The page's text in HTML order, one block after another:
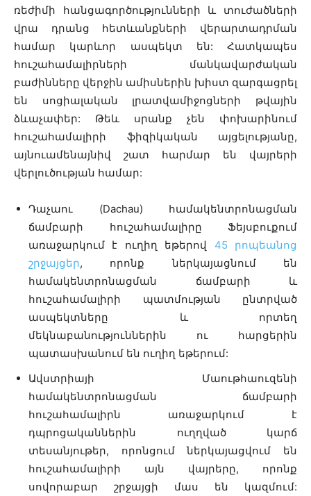
ռեժիմի ​հանցագործությունների և տուժածների
վրա դրանց հետևանքների վերարտադրման
համար կարևոր ասպեկտ են: Հատկապես
հուշահամալիրների մանկավարժական
բաժինները վերջին ամիսներին խիստ զարգացրել
են սոցիալական լրատվամիջոցների թվային
ձևաչափեր: Թեև սրանք չեն փոխարինում
հուշահամալիրի ֆիզիկական այցելությանը,
այնուամենայնիվ շատ հարմար են վայրերի
վերլուծության համար:
Դաչաու (Dachau) համակենտրոնացման
ճամբարի հուշահամալիրը Ֆեյսբուքում
առաջարկում է ուղիղ եթերով 45 րոպեանոց
շրջայցեր, որոնք ներկայացնում են
համակենտրոնացման ճամբարի և
հուշահամալիրի պատմության ընտրված
ասպեկտները և որտեղ
մեկնաբանություններին ու հարցերին
պատասխանում են ուղիղ եթերում:
Ավստրիայի Մաութհաուզենի
համակենտրոնացման ճամբարի
հուշահամալիրն առաջարկում է
դպրոցականներին ուղղված կարճ
տեսանյութեր, որոնցում ներկայացվում են
հուշահամալիրի այն վայրերը, որոնք
սովորաբար շրջայցի մաս են կազմում: